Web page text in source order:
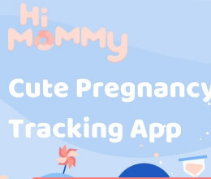
Medicamentos
durante a
gravidez·
Problemas de
saúde do bebê·
Articles ·Politica